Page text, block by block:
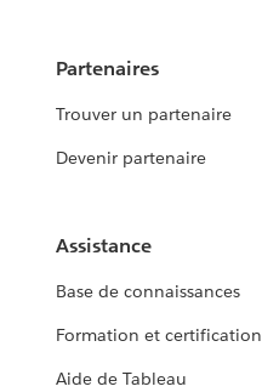
Partenaires
Trouver un partenaire
Devenir partenaire
Assistance
Base de connaissances
Formation et certification
Aide de Tableau